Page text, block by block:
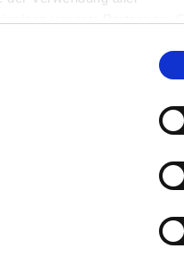
am Seitenende klicken.
gemeldet und haben
Weitere Informationen